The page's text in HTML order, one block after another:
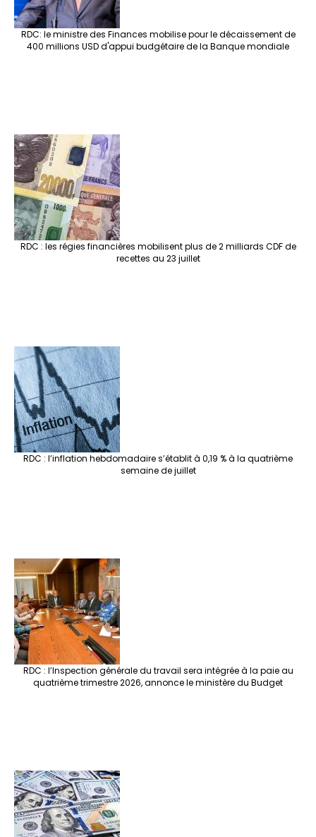
RDC: le ministre des Finances mobilise pour le décaissement de
400 millions USD d'appui budgétaire de la Banque mondiale
RDC : les régies financières mobilisent plus de 2 milliards CDF de
recettes au 23 juillet
RDC : l’inflation hebdomadaire s’établit à 0,19 % à la quatrième
semaine de juillet
RDC : l’Inspection générale du travail sera intégrée à la paie au
quatrième trimestre 2026, annonce le ministère du Budget